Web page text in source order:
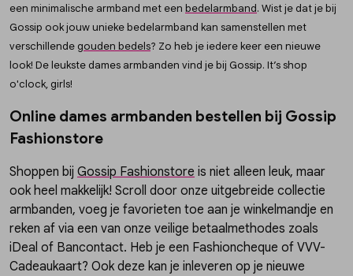
een minimalische armband met een bedelarmband. Wist je dat je bij
Gossip ook jouw unieke bedelarmband kan samenstellen met
verschillende gouden bedels? Zo heb je iedere keer een nieuwe
look! De leukste dames armbanden vind je bij Gossip. It’s shop
o'clock, girls!
Online dames armbanden bestellen bij Gossip
Fashionstore
Shoppen bij Gossip Fashionstore is niet alleen leuk, maar
ook heel makkelijk! Scroll door onze uitgebreide collectie
armbanden, voeg je favorieten toe aan je winkelmandje en
reken af via een van onze veilige betaalmethodes zoals
iDeal of Bancontact. Heb je een Fashioncheque of VVV-
Cadeaukaart? Ook deze kan je inleveren op je nieuwe